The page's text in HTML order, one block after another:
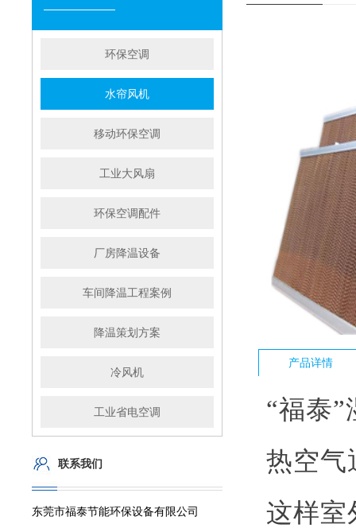
环保空调
水帘风机
移动环保空调
工业大风扇
环保空调配件
厂房降温设备
车间降温工程案例
降温策划方案
冷风机
工业省电空调
联系我们
东莞市福泰节能环保设备有限公司
产品详情
“福泰”
热空气
这样室